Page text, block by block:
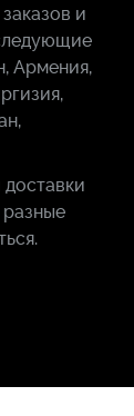
и
Армения,
разные